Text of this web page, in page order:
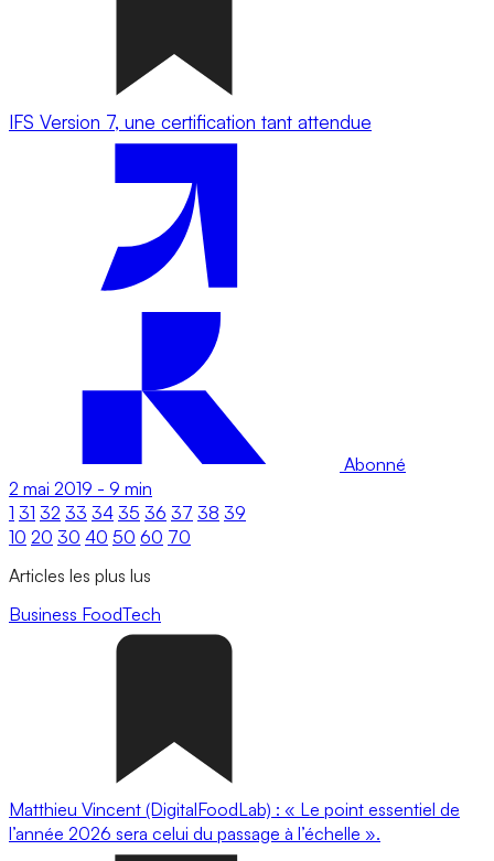
IFS Version 7, une certification tant attendue
Abonné
2 mai 2019 - 9 min
1 31 32 33 34 35 36 37 38 39
10 20 30 40 50 60 70
Articles les plus lus
Business FoodTech
Matthieu Vincent (DigitalFoodLab) : « Le point essentiel de
l’année 2026 sera celui du passage à l’échelle ».